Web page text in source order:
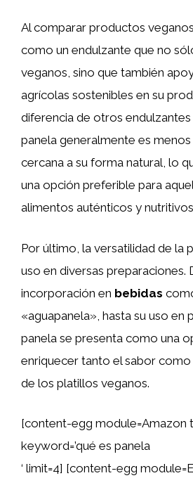
Al comparar productos
como un endulzante que no
veganos, sino que también
agrícolas sostenibles en su
diferencia de otros endulzantes
panela generalmente es
cercana a su forma natural, lo
una opción preferible para
alimentos auténticos y
Por último, la versatilidad de la
uso en diversas preparaciones.
incorporación en bebidas
«aguapanela», hasta su uso en
panela se presenta como una
enriquecer tanto el sabor como
de los platillos veganos.
[content-egg module=Amazon
keyword=’qué es panela
‘ limit=4] [content-egg